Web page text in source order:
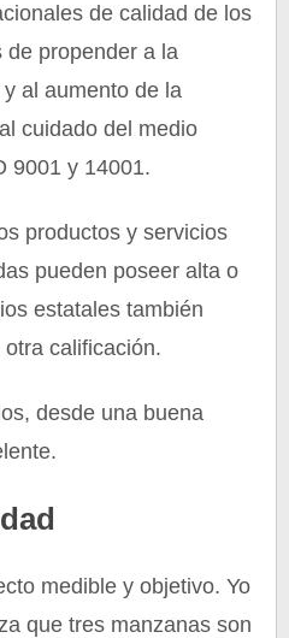
de calidad de los
de propender a la
al aumento de la
cuidado del medio
9001 y 14001.
productos y servicios
pueden poseer alta o
estatales también
calificación.
desde una buena
medible y objetivo. Yo
que tres manzanas son